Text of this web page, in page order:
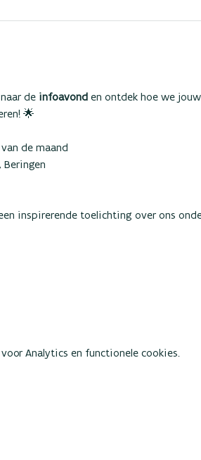
de infoavond en ontdek hoe we
🌟
de maand
Beringen
inspirerende toelichting over ons
Analytics en functionele cookies.